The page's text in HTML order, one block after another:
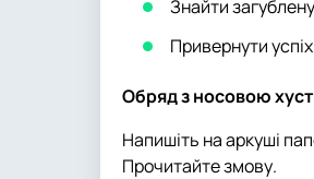
Знайти
Привернути успіх
Обряд з носовою
Напишіть на аркуші
Прочитайте змову.